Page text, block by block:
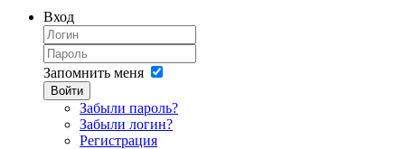
Вход
Запомнить меня
Войти
Забыли пароль?
Забыли логин?
Регистрация